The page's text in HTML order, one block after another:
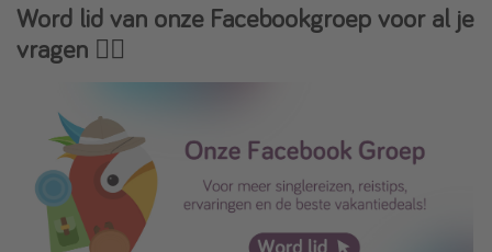
Word lid van onze Facebookgroep voor al je
vragen 👇🏻